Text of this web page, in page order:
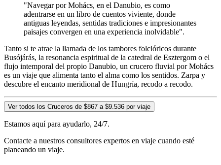
"Navegar por Mohács, en el Danubio, es como
adentrarse en un libro de cuentos viviente, donde
antiguas leyendas, sentidas tradiciones e impresionantes
paisajes convergen en una experiencia inolvidable".
Tanto si te atrae la llamada de los tambores folclóricos durante
Busójárás, la resonancia espiritual de la catedral de Esztergom o el
flujo intemporal del propio Danubio, un crucero fluvial por Mohács
es un viaje que alimenta tanto el alma como los sentidos. Zarpa y
descubre el encanto meridional de Hungría, recodo a recodo.
Ver todos los Cruceros de $867 a $9.536 por viaje
Estamos aquí para ayudarlo, 24/7.
Contacte a nuestros consultores expertos en viaje cuando esté
planeando un viaje.